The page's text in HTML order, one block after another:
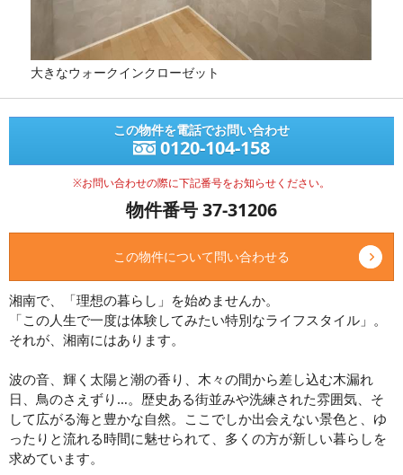
大きなウォークインクローゼット
この物件を電話でお問い合わせ
0120-104-158
※お問い合わせの際に下記番号をお知らせください。
物件番号 37-31206
この物件について問い合わせる
湘南で、「理想の暮らし」を始めませんか。
「この人生で一度は体験してみたい特別なライフスタイル」。
それが、湘南にはあります。
波の音、輝く太陽と潮の香り、木々の間から差し込む木漏れ
日、鳥のさえずり…。歴史ある街並みや洗練された雰囲気、そ
して広がる海と豊かな自然。ここでしか出会えない景色と、ゆ
ったりと流れる時間に魅せられて、多くの方が新しい暮らしを
求めています。